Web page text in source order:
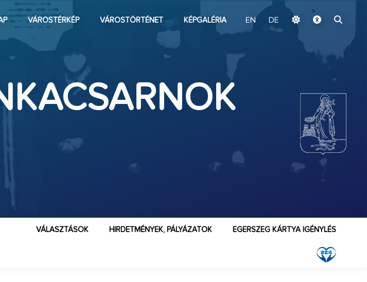
VÁROSTÉRKÉP VÁROSTÖRTÉNET KÉPGALÉRIA EN DE
EGERSZEG KÁRTYA IGÉNYLÉS
HIRDETMÉNYEK, PÁLYÁZATOK
VÁLASZTÁSOK